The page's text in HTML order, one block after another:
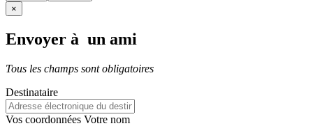
×
Envoyer à un ami
Tous les champs sont obligatoires
Destinataire
Vos coordonnées Votre nom